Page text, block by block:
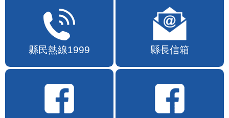
縣民熱線1999 縣長信箱